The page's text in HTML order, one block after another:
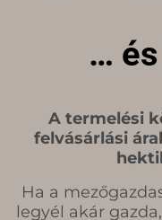
…
A termelési
felvásárlási
Ha a
legyél akár